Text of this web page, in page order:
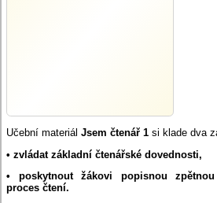
Učební materiálJsem čtenář 1si klade dva
• zvládat základní čtenářské dovednosti,
• poskytnout žákovi popisnou
proces čtení.